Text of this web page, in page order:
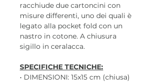
racchiude due cartoncini con
misure differenti, uno dei quali è
legato alla pocket fold con un
nastro in cotone. A chiusura
sigillo in ceralacca.
SPECIFICHE TECNICHE:
• DIMENSIONI: 15x15 cm (chiusa)